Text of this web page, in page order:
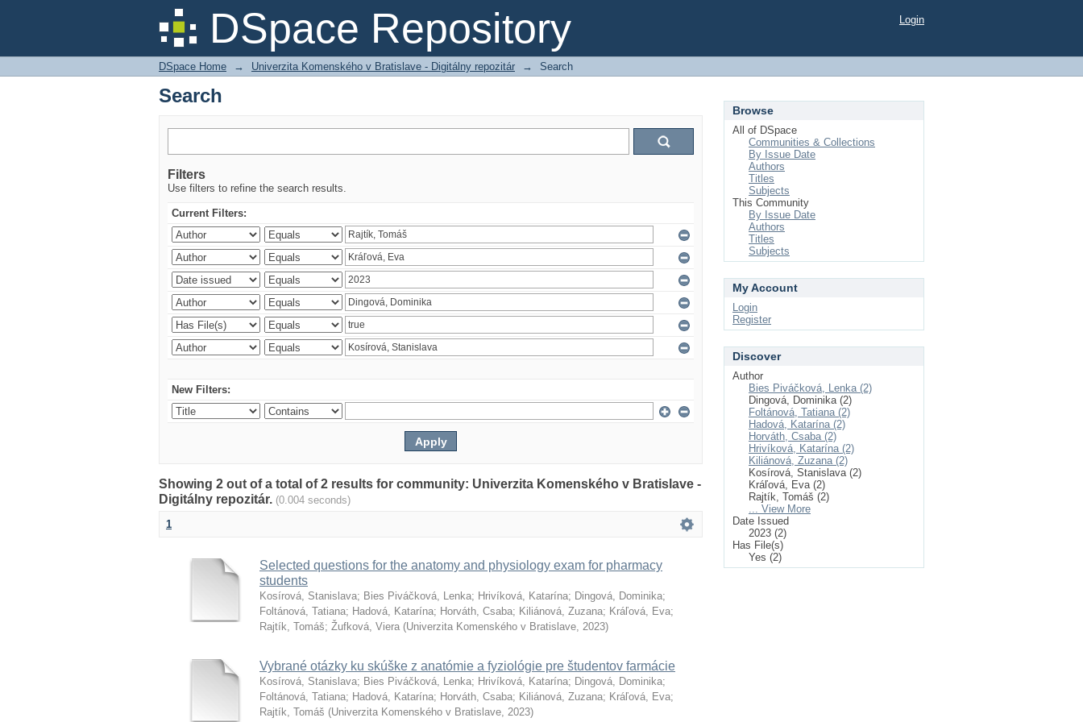
DSpace Repository
Search Login
DSpace Home → Univerzita Komenského v Bratislave - Digitálny repozitár → Search
Search
Filters
Use filters to refine the search results.
Current Filters:
New Filters:
Showing 2 out of a total of 2 results for community: Univerzita Komenského v Bratislave -
Digitálny repozitár. (0.004 seconds)
1
Selected questions for the anatomy and physiology exam for pharmacy
students
Kosírová, Stanislava; Bies Piváčková, Lenka; Hrivíková, Katarína; Dingová, Dominika;
Foltánová, Tatiana; Hadová, Katarína; Horváth, Csaba; Kiliánová, Zuzana; Kráľová, Eva;
Rajtík, Tomáš; Žufková, Viera (Univerzita Komenského v Bratislave, 2023)
Vybrané otázky ku skúške z anatómie a fyziológie pre študentov farmácie
Kosírová, Stanislava; Bies Piváčková, Lenka; Hrivíková, Katarína; Dingová, Dominika;
Foltánová, Tatiana; Hadová, Katarína; Horváth, Csaba; Kiliánová, Zuzana; Kráľová, Eva;
Rajtík, Tomáš (Univerzita Komenského v Bratislave, 2023)
Browse
All of DSpace
Communities & Collections
By Issue Date
Authors
Titles
Subjects
This Community
By Issue Date
Authors
Titles
Subjects
My Account
Login
Register
Discover
Author
Bies Piváčková, Lenka (2)
Dingová, Dominika (2)
Foltánová, Tatiana (2)
Hadová, Katarína (2)
Horváth, Csaba (2)
Hrivíková, Katarína (2)
Kiliánová, Zuzana (2)
Kosírová, Stanislava (2)
Kráľová, Eva (2)
Rajtík, Tomáš (2)
... View More
Date Issued
2023 (2)
Has File(s)
Yes (2)